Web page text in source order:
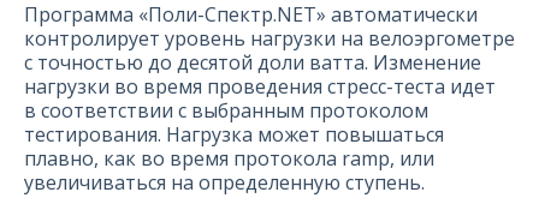
Программа «Поли-Спектр.NET» автоматически
контролирует уровень нагрузки на велоэргометре
с точностью до десятой доли ватта. Изменение
нагрузки во время проведения стресс-теста идет
в соответствии с выбранным протоколом
тестирования. Нагрузка может повышаться
плавно, как во время протокола ramp, или
увеличиваться на определенную ступень.